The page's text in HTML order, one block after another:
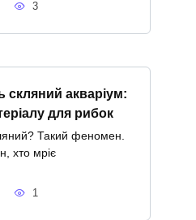
3
акваріум:
для рибок
Такий феномен.
хто мріє
1